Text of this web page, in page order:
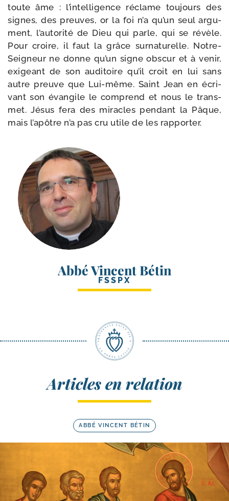
toute âme : l’intelligence réclame tou­jours des
signes, des preuves, or la foi n’a qu’un seul argu­
ment, l’autorité de Dieu qui parle, qui se révèle.
Pour croire, il faut la grâce sur­na­tu­relle. Notre-​
Seigneur ne donne qu’un signe obs­cur et à venir,
exi­geant de son audi­toire qu’il croit en lui sans
autre preuve que Lui-​même. Saint Jean en écri­
vant son évan­gile le com­prend et nous le trans­
met. Jésus fera des miracles pen­dant la Pâque,
mais l’apôtre n’a pas cru utile de les rapporter.
Abbé Vincent Bétin
FSSPX
Articles en relation
ABBÉ VINCENT BÉTIN